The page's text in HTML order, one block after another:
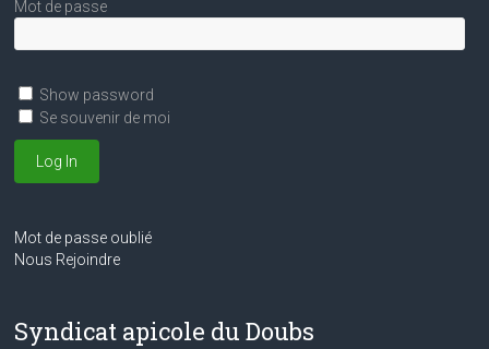
Mot de passe
Show password
Se souvenir de moi
Mot de passe oublié
Nous Rejoindre
Syndicat apicole du Doubs